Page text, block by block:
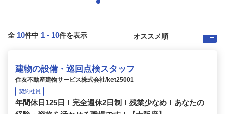
全 10件中 1 - 10件を表示
建物の設備・巡回点検スタッフ
住友不動産建物サービス株式会社/ket25001
契約社員
年間休日125日！完全週休2日制！残業少なめ！あなたの